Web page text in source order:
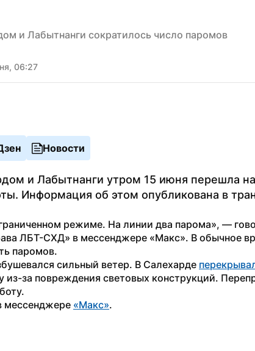
и Лабытнанги сократилось число паромов
06:27
Новости
и Лабытнанги утром 15 июня перешла на
Информация об этом опубликована в
режиме. На линии два парома», —
ЛБТ-СХД» в мессенджере «Макс». В обычное
паромов.
сильный ветер. В Салехарде
из-за повреждения световых конструкций.
мессенджере «Макс».